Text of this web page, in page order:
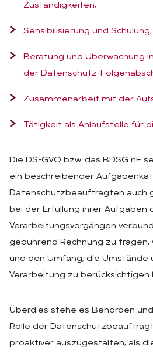
Zuständigkeiten,
Sensibilisierung und Schulung,
Beratung und Überwachung
der Datenschutz-
Zusammenarbeit mit der
Tätigkeit als Anlaufstelle für
Die DS-GVO bzw. das BDSG nF
ein beschreibender
Datenschutzbeauftragten auch
bei der Erfüllung ihrer Aufgaben
Verarbeitungsvorgängen
gebührend Rechnung zu tragen,
und den Umfang, die Umstände
Verarbeitung zu berücksichtigen
Überdies stehe es Behörden
Rolle der
proaktiver auszugestalten, als